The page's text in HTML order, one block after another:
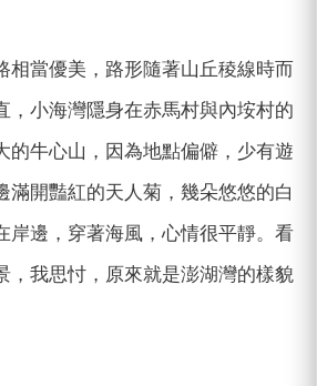
相當優美，路形隨著山丘稜線時而
，小海灣隱身在赤馬村與內垵村的
的牛心山，因為地點偏僻，少有遊
滿開豔紅的天人菊，幾朵悠悠的白
岸邊，穿著海風，心情很平靜。看
，我思忖，原來就是澎湖灣的樣貌